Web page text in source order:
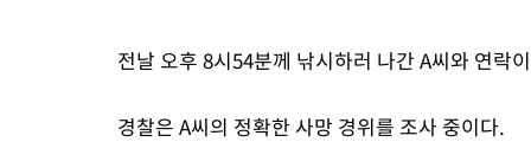
전날 오후 8시54분께 낚시하러 나간 A씨와 연락
경찰은 A씨의 정확한 사망 경위를 조사 중이다.